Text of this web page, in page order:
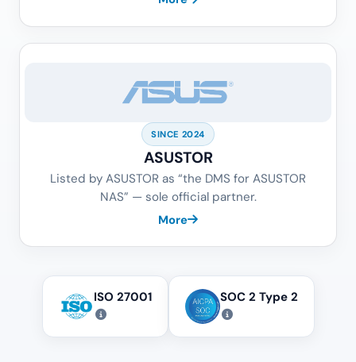
SINCE 2024
ASUSTOR
Listed by ASUSTOR as “the DMS for ASUSTOR
NAS” — sole official partner.
More
ISO 27001 SOC 2 Type 2